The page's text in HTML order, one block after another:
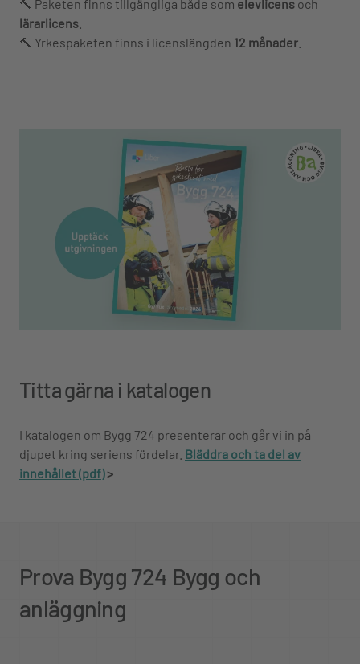
🔨 Paketen finns tillgängliga både som elevlicens och
lärarlicens
🔨 Yrkespaketen finns i licenslängden 12 månader
Titta gärna i katalogen
I katalogen om Bygg 724 presenterar och går vi in på
djupet kring seriens fördelar. Bläddra och ta del av
innehållet (pdf)>
Prova Bygg 724 Bygg och
anläggning